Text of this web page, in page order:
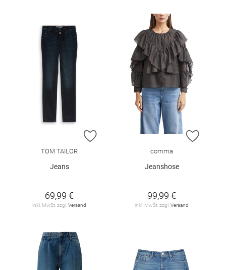
ZUR WUNSCHLISTE HINZUFÜGEN
TOM TAILOR
Jeans
69,99 €
inkl. MwSt. zzgl.Versand
ZUR
comma
Jeanshose
99,99 €
inkl. MwSt. zzgl.Versand